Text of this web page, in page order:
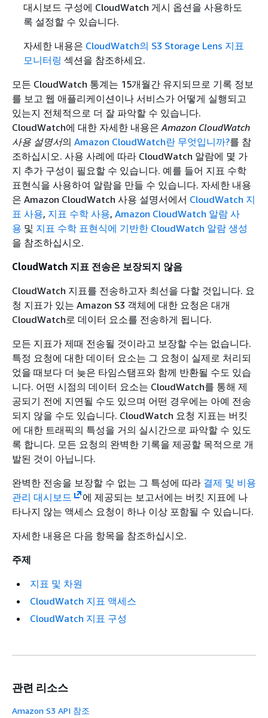
대시보드 구성에 CloudWatch 게시 옵션을 사용하도
록 설정할 수 있습니다.
자세한 내용은 CloudWatch의 S3 Storage Lens 지표
모니터링 섹션을 참조하세요.
모든 CloudWatch 통계는 15개월간 유지되므로 기록 정보
를 보고 웹 애플리케이션이나 서비스가 어떻게 실행되고
있는지 전체적으로 더 잘 파악할 수 있습니다.
CloudWatch에 대한 자세한 내용은 Amazon CloudWatch
사용 설명서의 Amazon CloudWatch란 무엇입니까?를 참
조하십시오. 사용 사례에 따라 CloudWatch 알람에 몇 가
지 추가 구성이 필요할 수 있습니다. 예를 들어 지표 수학
표현식을 사용하여 알람을 만들 수 있습니다. 자세한 내용
은 Amazon CloudWatch 사용 설명서에서 CloudWatch 지
표 사용, 지표 수학 사용, Amazon CloudWatch 알람 사
용 및 지표 수학 표현식에 기반한 CloudWatch 알람 생성
을 참조하십시오.
CloudWatch 지표 전송은 보장되지 않음
CloudWatch 지표를 전송하고자 최선을 다할 것입니다. 요
청 지표가 있는 Amazon S3 객체에 대한 요청은 대개
CloudWatch로 데이터 요소를 전송하게 됩니다.
모든 지표가 제때 전송될 것이라고 보장할 수는 없습니다.
특정 요청에 대한 데이터 요소는 그 요청이 실제로 처리되
었을 때보다 더 늦은 타임스탬프와 함께 반환될 수도 있습
니다. 어떤 시점의 데이터 요소는 CloudWatch를 통해 제
공되기 전에 지연될 수도 있으며 어떤 경우에는 아예 전송
되지 않을 수도 있습니다. CloudWatch 요청 지표는 버킷
에 대한 트래픽의 특성을 거의 실시간으로 파악할 수 있도
록 합니다. 모든 요청의 완벽한 기록을 제공할 목적으로 개
발된 것이 아닙니다.
완벽한 전송을 보장할 수 없는 그 특성에 따라 결제 및 비용
관리 대시보드
에 제공되는 보고서에는 버킷 지표에 나
타나지 않는 액세스 요청이 하나 이상 포함될 수 있습니다.
자세한 내용은 다음 항목을 참조하십시오.
주제
지표 및 차원
CloudWatch 지표 액세스
CloudWatch 지표 구성
관련 리소스
Amazon S3 API 참조